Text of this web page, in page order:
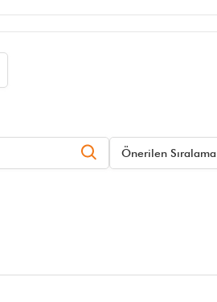
Önerilen Sıralama